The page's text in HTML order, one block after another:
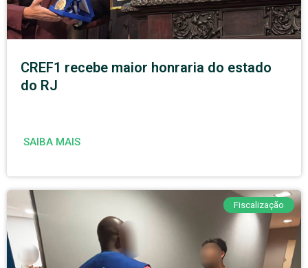
CREF1 recebe maior honraria do estado
do RJ
SAIBA MAIS
Fiscalização